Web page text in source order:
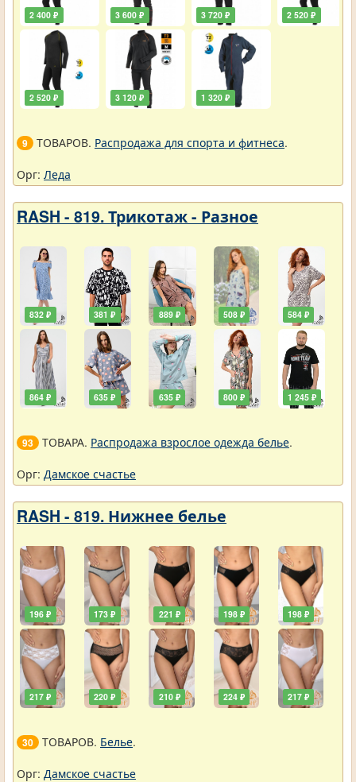
2 400 ₽
2 520 ₽
3 600 ₽
3 120 ₽
3 720 ₽
1 320 ₽
2 520 ₽
9 ТОВАРОВ. Распродажа для спорта и фитнеса.
Орг: Леда
RASH - 819. Трикотаж - Разное
832 ₽
864 ₽
381 ₽
635 ₽
889 ₽
635 ₽
508 ₽
800 ₽
584 ₽
1 245 ₽
93 ТОВАРА. Распродажа взрослое одежда белье.
Орг: Дамское счастье
RASH - 819. Нижнее белье
196 ₽
217 ₽
173 ₽
220 ₽
221 ₽
210 ₽
198 ₽
224 ₽
198 ₽
217 ₽
30 ТОВАРОВ. Белье.
Орг: Дамское счастье